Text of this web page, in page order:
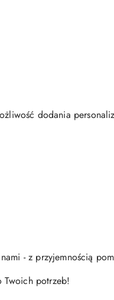
dodania
- z przyjemnością
Twoich potrzeb!